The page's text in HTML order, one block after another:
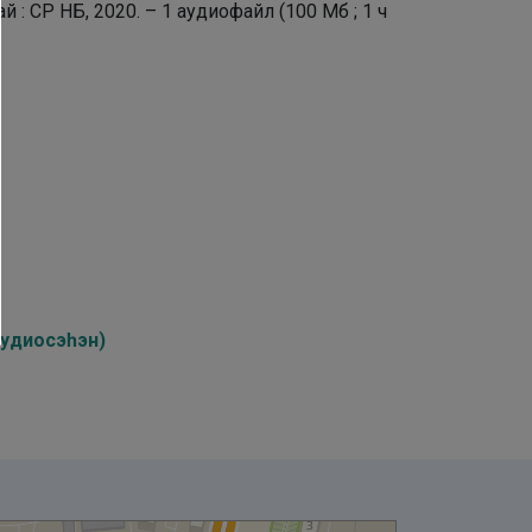
громкость.
: СР НБ, 2020. – 1 аудиофайл (100 Мб ; 1 ч